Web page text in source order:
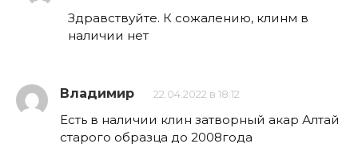
Здравствуйте. К сожалению, клинм в
наличии нет
Владимир 22.04.2022 в 18:12
Есть в наличии клин затворный акар Алтай
старого образца до 2008года